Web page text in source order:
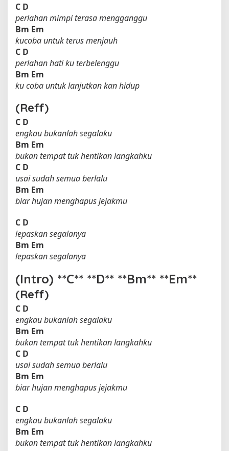
C D
perlahan mimpi terasa mengganggu
Bm Em
kucoba untuk terus menjauh
C D
perlahan hati ku terbelenggu
Bm Em
ku coba untuk lanjutkan kan hidup
(Reff)
C D
engkau bukanlah segalaku
Bm Em
bukan tempat tuk hentikan langkahku
C D
usai sudah semua berlalu
Bm Em
biar hujan menghapus jejakmu
C D
lepaskan segalanya
Bm Em
lepaskan segalanya
(Intro) **C** **D** **Bm** **Em**
(Reff)
C D
engkau bukanlah segalaku
Bm Em
bukan tempat tuk hentikan langkahku
C D
usai sudah semua berlalu
Bm Em
biar hujan menghapus jejakmu
C D
engkau bukanlah segalaku
Bm Em
bukan tempat tuk hentikan langkahku